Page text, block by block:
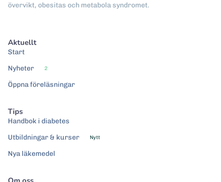
övervikt, obesitas och metabola syndromet.
Aktuellt
Start
Nyheter
2
Öppna föreläsningar
Tips
Handbok i diabetes
Utbildningar & kurser
Nytt
Nya läkemedel